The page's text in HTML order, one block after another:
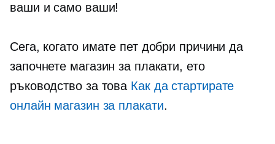
ваши и само ваши!
Сега, когато имате пет добри причини да
започнете магазин за плакати, ето
ръководство за това Как да стартирате
онлайн магазин за плакати.